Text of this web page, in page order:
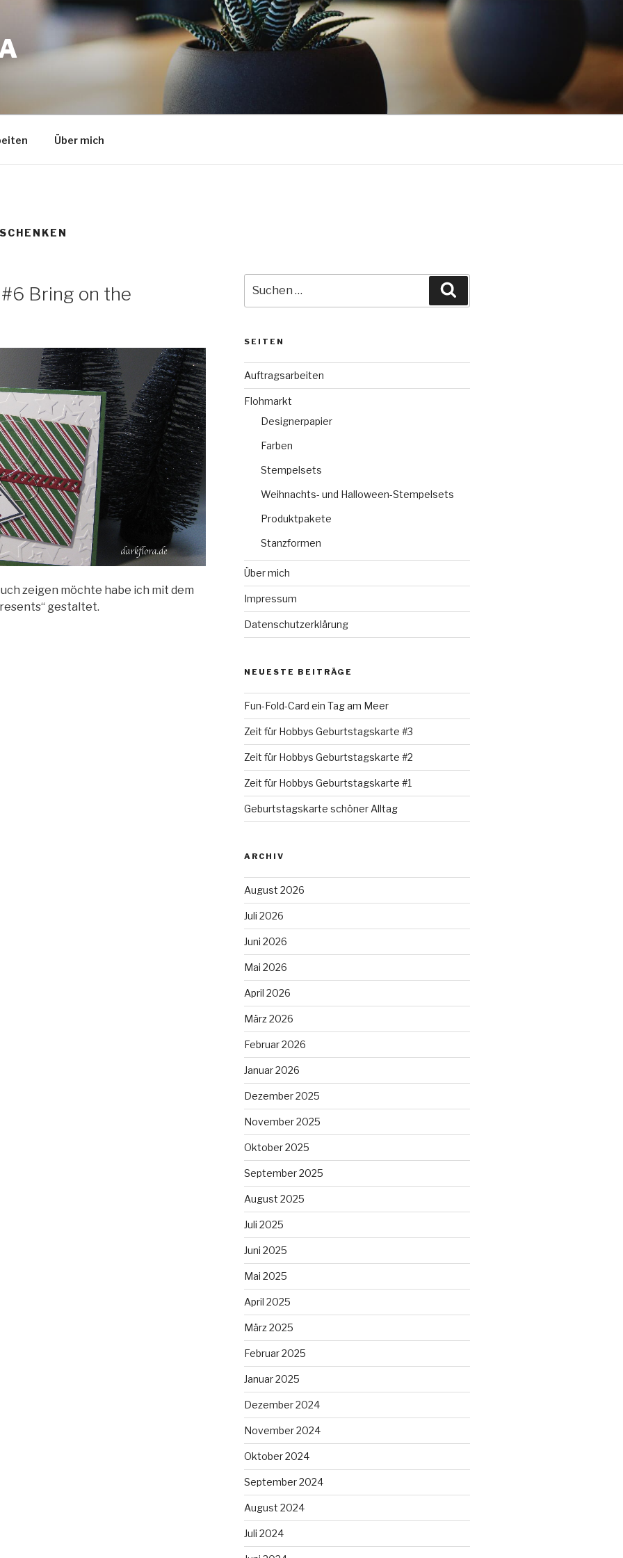
Über mich
Bring on the
zeigen möchte habe ich mit dem
gestaltet.
nach:
SEITEN
Auftragsarbeiten
Flohmarkt
Designerpapier
Farben
Stempelsets
Weihnachts- und Halloween-Stempelsets
Produktpakete
Stanzformen
Über mich
Impressum
Datenschutzerklärung
NEUESTE BEITRÄGE
Fun-Fold-Card ein Tag am Meer
Zeit für Hobbys Geburtstagskarte #3
Zeit für Hobbys Geburtstagskarte #2
Zeit für Hobbys Geburtstagskarte #1
Geburtstagskarte schöner Alltag
ARCHIV
August 2026
Juli 2026
Juni 2026
Mai 2026
April 2026
März 2026
Februar 2026
Januar 2026
Dezember 2025
November 2025
Oktober 2025
September 2025
August 2025
Juli 2025
Juni 2025
Mai 2025
April 2025
März 2025
Februar 2025
Januar 2025
Dezember 2024
November 2024
Oktober 2024
September 2024
August 2024
Juli 2024